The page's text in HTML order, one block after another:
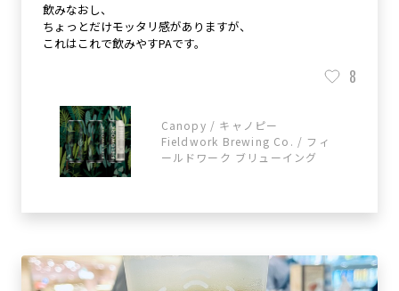
飲みなおし、
ちょっとだけモッタリ感がありますが、
これはこれで飲みやすPAです。
8
Canopy / キャノピー
Fieldwork Brewing Co. / フィ
ールドワーク ブリューイング